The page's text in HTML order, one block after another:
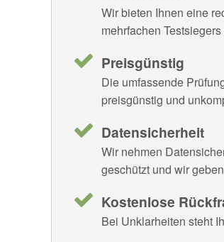
Wir bieten Ihnen eine
mehrfachen
Preisgünstig
Die umfassende
preisgünstig und
Datensicherheit
Wir nehmen
geschützt und wir
Kostenlose
Bei Unklarheiten steht